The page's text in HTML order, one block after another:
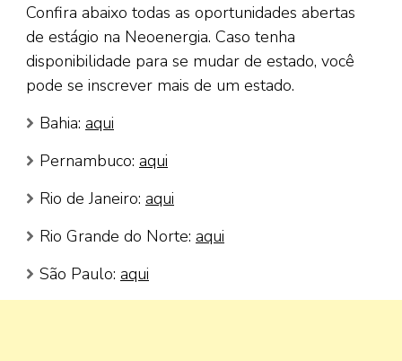
Confira abaixo todas as oportunidades abertas
de estágio na Neoenergia. Caso tenha
disponibilidade para se mudar de estado, você
pode se inscrever mais de um estado.
Bahia: aqui
Pernambuco: aqui
Rio de Janeiro: aqui
Rio Grande do Norte: aqui
São Paulo: aqui